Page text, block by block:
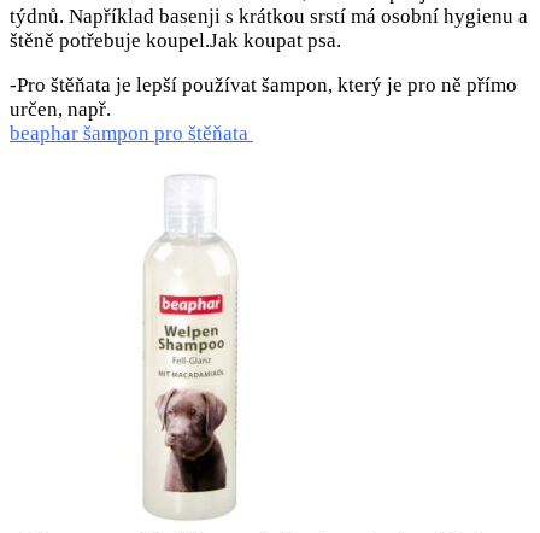
týdnů. Například basenji s krátkou srstí má osobní hygienu a
štěně potřebuje koupel.Jak koupat psa.
-Pro štěňata je lepší používat šampon, který je pro ně přímo
určen, např.
beaphar šampon pro štěňata